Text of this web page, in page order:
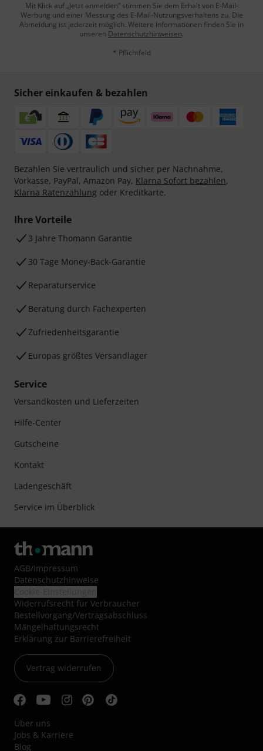
Mit Klick auf „Jetzt anmelden“ stimmen Sie dem Erhalt von E-Mail-
Werbung und einer Messung des E-Mail-Nutzungsverhaltens zu. Die
Abmeldung ist jederzeit möglich. Weitere Informationen finden Sie in
unseren Datenschutzhinweisen.
* Pflichtfeld
Sicher einkaufen & bezahlen
Bezahlen Sie vertraulich und sicher per Nachnahme,
Vorkasse, PayPal, Amazon Pay, Klarna Sofort bezahlen,
Klarna Ratenzahlung oder Kreditkarte.
Ihre Vorteile
3 Jahre Thomann Garantie
30 Tage Money-Back-Garantie
Reparaturservice
Beratung durch Fachexperten
Zufriedenheitsgarantie
Europas größtes Versandlager
Service
Versandkosten und Lieferzeiten
Hilfe-Center
Gutscheine
Kontakt
Ladengeschäft
Service im Überblick
AGB/Impressum
Datenschutzhinweise
Widerrufsrecht für Verbraucher
Bestellvorgang/Vertragsabschluss
Mängelhaftungsrecht
Erklärung zur Barrierefreiheit
Vertrag widerrufen
Über uns
Jobs & Karriere
Blog